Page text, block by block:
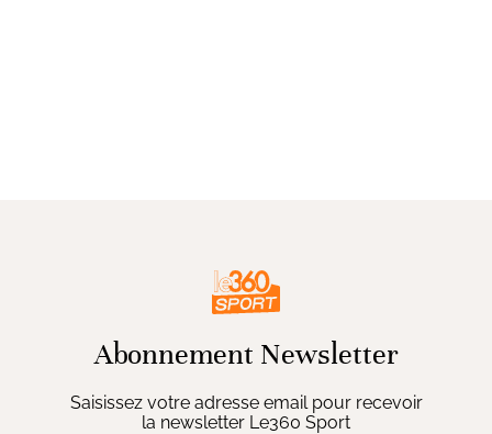
Abonnement Newsletter
Saisissez votre adresse email pour recevoir
la newsletter Le360 Sport